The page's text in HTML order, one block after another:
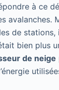
à ce
avalanches.
de
bien plus
de neige